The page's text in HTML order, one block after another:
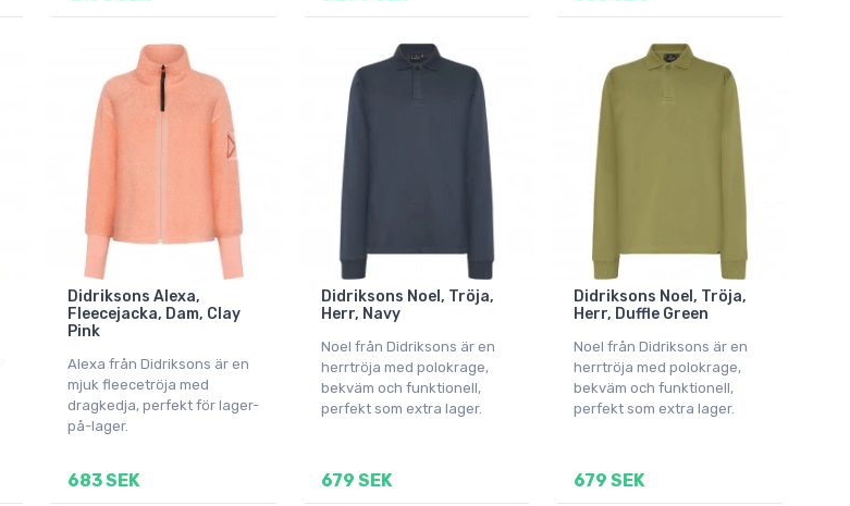
Didriksons Alexa,
Fleecejacka, Dam, Clay
Pink
Alexa från Didriksons är en
mjuk fleecetröja med
dragkedja, perfekt för lager-
på-lager.
683 SEK
Didriksons Noel, Tröja,
Herr, Navy
Noel från Didriksons är en
herrtröja med polokrage,
bekväm och funktionell,
perfekt som extra lager.
679 SEK
Didriksons Noel, Tröja,
Herr, Duffle Green
Noel från Didriksons är en
herrtröja med polokrage,
bekväm och funktionell,
perfekt som extra lager.
679 SEK